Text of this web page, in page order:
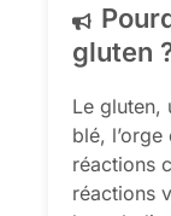
gluten
Le gluten,
blé,
réactions
réactions